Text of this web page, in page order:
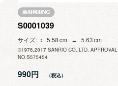
S0001039
サイズ 5.58 5.63
©1976,2017 SANRIO CO.,LTD. APPROVAL
NO.S575454
990円